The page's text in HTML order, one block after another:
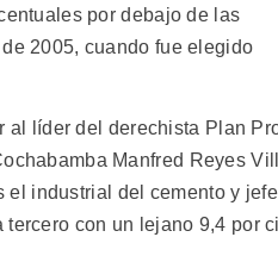
por debajo de las
2005, cuando fue elegido
al líder del derechista Plan
Manfred Reyes
industrial del cemento y
con un lejano 9,4 por